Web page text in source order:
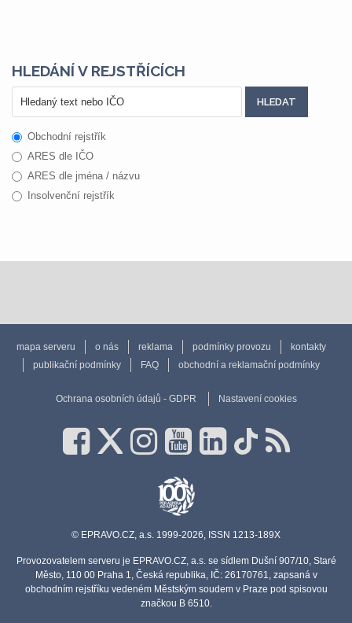
HLEDÁNÍ V REJSTŘÍCÍCH
Obchodní rejstřík
ARES dle IČO
ARES dle jména / názvu
Insolvenční rejstřík
mapa serveru o nás reklama podmínky provozu
kontakty
publikační podmínky
FAQ obchodní a reklamační podmínky
Ochrana osobních údajů - GDPR Nastavení cookies
© EPRAVO.CZ, a.s. 1999-2026, ISSN 1213-189X
Provozovatelem serveru je EPRAVO.CZ, a.s. se sídlem Dušní 907/10, Staré
Město, 110 00 Praha 1, Česká republika, IČ: 26170761, zapsaná v
obchodním rejstříku vedeném Městským soudem v Praze pod spisovou
značkou B 6510.